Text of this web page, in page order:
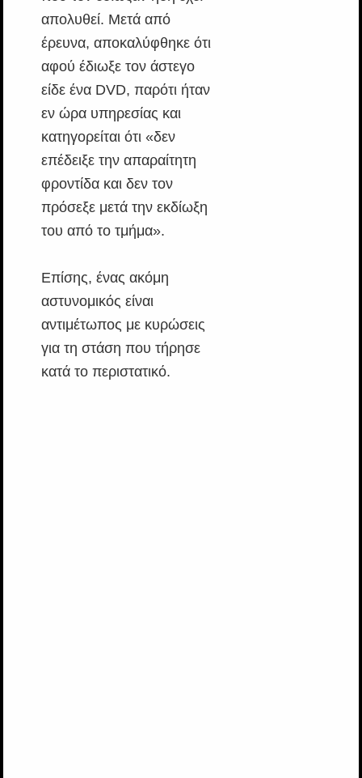
απολυθεί. Μετά από
έρευνα, αποκαλύφθηκε ότι
αφού έδιωξε τον άστεγο
είδε ένα DVD, παρότι ήταν
εν ώρα υπηρεσίας και
κατηγορείται ότι «δεν
επέδειξε την απαραίτητη
φροντίδα και δεν τον
πρόσεξε μετά την εκδίωξη
του από το τμήμα».
Επίσης, ένας ακόμη
αστυνομικός είναι
αντιμέτωπος με κυρώσεις
για τη στάση που τήρησε
κατά το περιστατικό.